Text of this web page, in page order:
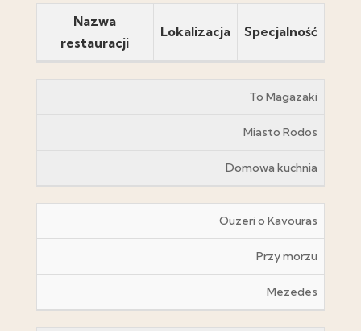
Nazwa
restauracji
Lokalizacja Specjalność
To Magazaki
Miasto Rodos
Domowa kuchnia
Ouzeri o Kavouras
Przy morzu
Mezedes